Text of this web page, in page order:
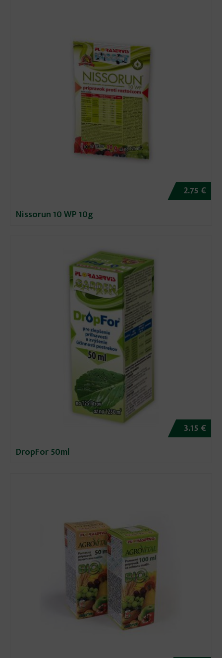
2.75 €
Nissorun 10 WP 10g
3.15 €
DropFor 50ml